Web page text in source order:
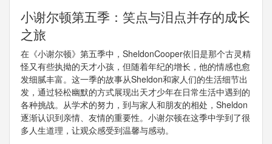
小谢尔顿第五季：笑点与泪点并存的成长
之旅
在《小谢尔顿》第五季中，SheldonCooper依旧是那个古灵精
怪又有些执拗的天才小孩，但随着年纪的增长，他的情感也愈
发细腻丰富。这一季的故事从Sheldon和家人们的生活细节出
发，通过轻松幽默的方式展现出天才少年在日常生活中遇到的
各种挑战。从学术的努力，到与家人和朋友的相处，Sheldon
逐渐认识到亲情、友情的重要性。小谢尔顿在这季中学到了很
多人生道理，让观众感受到温馨与感动。